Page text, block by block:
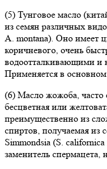
(5) Тунговое масло
из семян различных
A. montana). Оно имеет
коричневого, очень
водоотталкивающими и
Применяется в
(6) Масло жожоба,
бесцветная или
преимущественно из
спиртов, получаемая из
Simmondsia (S.
заменитель спермацета,